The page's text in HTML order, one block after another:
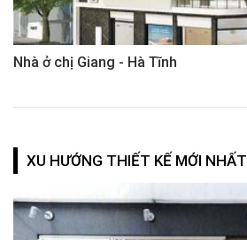
Nhà ở chị Giang - Hà Tĩnh
XU HƯỚNG THIẾT KẾ MỚI NHẤT